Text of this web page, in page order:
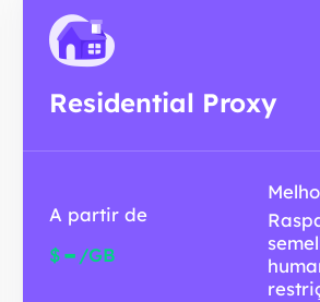
Residential Proxy
A partir de
$- /GB